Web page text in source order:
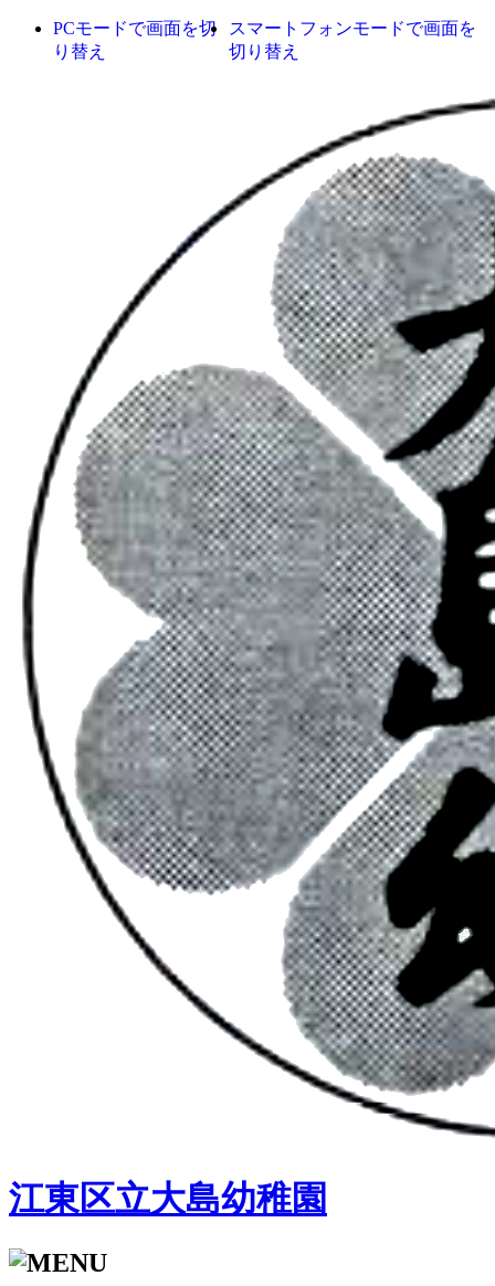
PCモードで画面を切
り替え
スマートフォンモードで画面を
切り替え
江東区立大島幼稚園